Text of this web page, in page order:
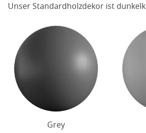
Unser Standardholzdekor ist
Grey